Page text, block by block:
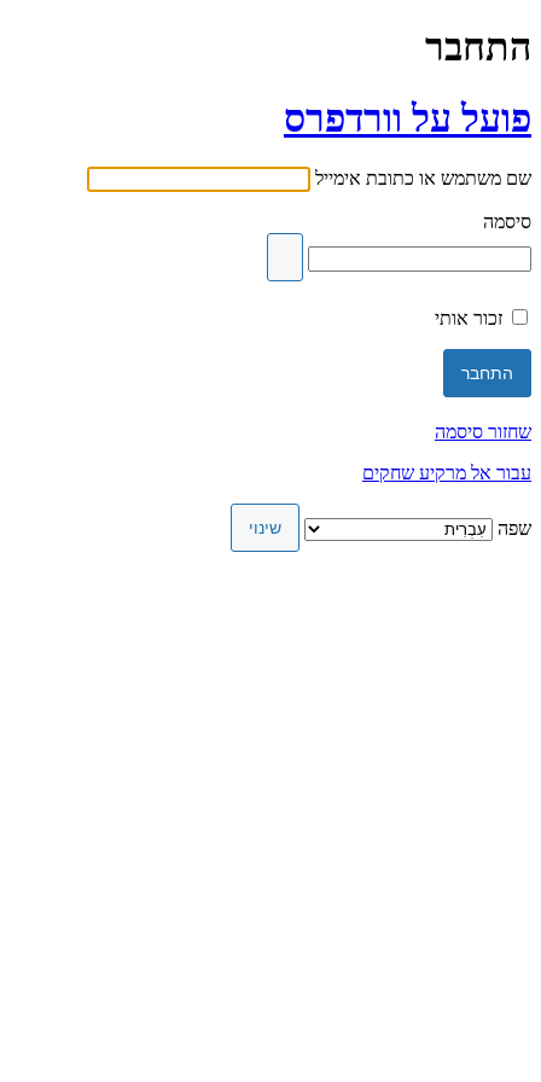
התחבר
פועל על וורדפרס
שם משתמש או כתובת אימייל
סיסמה
זכור אותי
שחזור סיסמה
עבור אל מרקיע שחקים
שפה